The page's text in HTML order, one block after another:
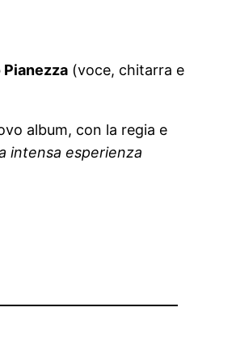
Pianezza (voce, chitarra e
album, con la regia e
intensa esperienza